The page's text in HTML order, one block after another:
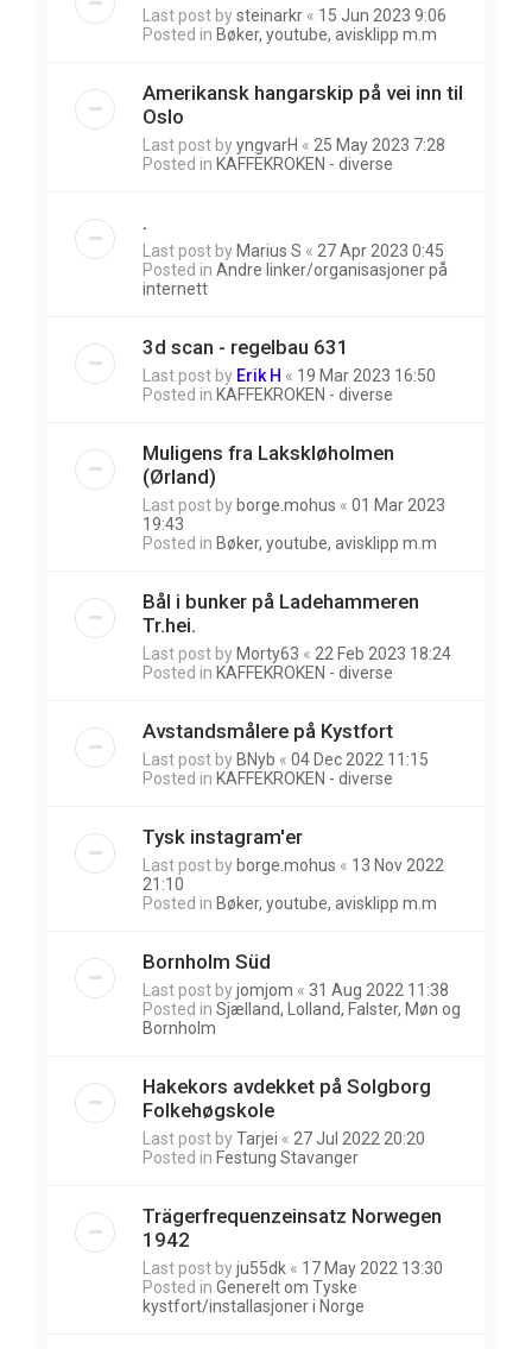
Last post bysteinarkr « 15 Jun 2023 9:06
Posted in Bøker, youtube, avisklipp m.m
Amerikansk hangarskip på vei inn til
Oslo
Last post byyngvarH « 25 May 2023 7:28
Posted in KAFFEKROKEN - diverse
.
Last post by Marius S « 27 Apr 2023 0:45
Posted in Andre linker/organisasjoner på
internett
3d scan - regelbau 631
Last post by Erik H « 19 Mar 2023 16:50
Posted in KAFFEKROKEN - diverse
Muligens fra Lakskløholmen
(Ørland)
Last post by borge.mohus « 01 Mar 2023
19:43
Posted in Bøker, youtube, avisklipp m.m
Bål i bunker på Ladehammeren
Tr.hei.
Last post by Morty63 « 22 Feb 2023 18:24
Posted in KAFFEKROKEN - diverse
Avstandsmålere på Kystfort
Last post by BNyb « 04 Dec 2022 11:15
Posted in KAFFEKROKEN - diverse
Tysk instagram'er
Last post by borge.mohus « 13 Nov 2022
21:10
Posted in Bøker, youtube, avisklipp m.m
Bornholm Süd
Last post byjomjom « 31 Aug 2022 11:38
Posted in Sjælland, Lolland, Falster, Møn og
Bornholm
Hakekors avdekket på Solgborg
Folkehøgskole
Last post byTarjei « 27 Jul 2022 20:20
Posted in Festung Stavanger
Trägerfrequenzeinsatz Norwegen
1942
Last post byju55dk « 17 May 2022 13:30
Posted in Generelt om Tyske
kystfort/installasjoner i Norge